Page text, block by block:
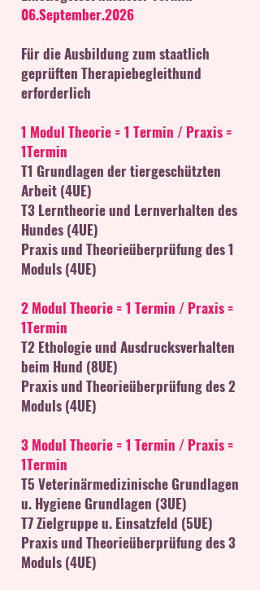
06.September.2026
Für die Ausbildung zum staatlich
geprüften Therapiebegleithund
erforderlich
1 Modul Theorie = 1 Termin / Praxis =
1Termin
T1 Grundlagen der tiergeschützten
Arbeit (4UE)
T3 Lerntheorie und Lernverhalten des
Hundes (4UE)
Praxis und Theorieüberprüfung des 1
Moduls (4UE)
2 Modul Theorie = 1 Termin / Praxis =
1Termin
T2 Ethologie und Ausdrucksverhalten
beim Hund (8UE)
Praxis und Theorieüberprüfung des 2
Moduls (4UE)
3 Modul Theorie = 1 Termin / Praxis =
1Termin
T5 Veterinärmedizinische Grundlagen
u. Hygiene Grundlagen (3UE)
T7 Zielgruppe u. Einsatzfeld (5UE)
Praxis und Theorieüberprüfung des 3
Moduls (4UE)